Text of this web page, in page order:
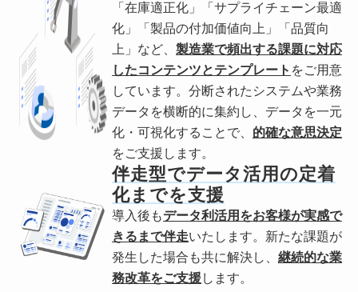
「在庫適正化」「サプライチェーン最適
化」「製品の付加価値向上」「品質向
上」など、 製造業で頻出する課題に対応
したコンテンツとテンプレート をご用意
しています。分断されたシステムや業務
データを横断的に集約し、データを一元
化・可視化することで、 的確な意思決定
をご支援します。
伴走型でデータ活用の定着
化までを支援
導入後もデータ利活用をお客様が実感で
きるまで伴走いたします。新たな課題が
発生した場合も共に解決し、 継続的な業
務改革をご支援します。